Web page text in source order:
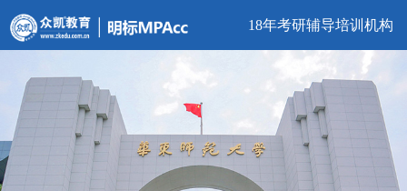
18年考研辅导培训机构